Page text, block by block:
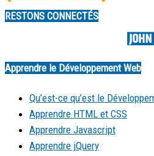
RESTONS CONNECTÉS
Apprendre le Développement Web
Qu’est-ce qu’est le
Apprendre HTML et CSS
Apprendre Javascript
Apprendre jQuery